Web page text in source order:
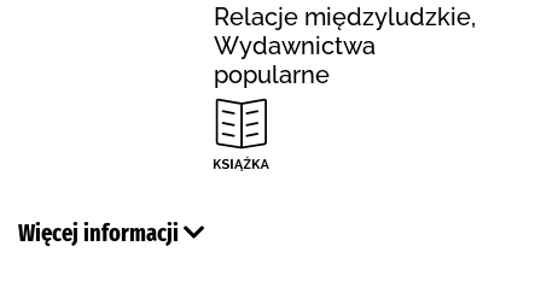
Relacje międzyludzkie,
Wydawnictwa
popularne
Więcej informacji